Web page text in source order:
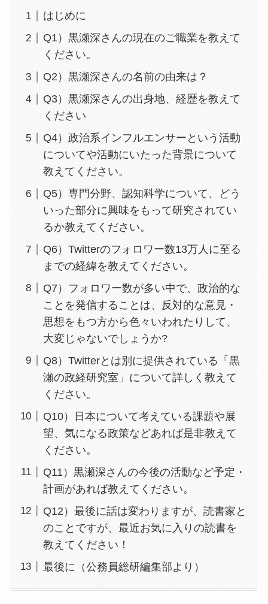
はじめに
Q1）黒瀬深さんの現在のご職業を教えて
ください。
Q2）黒瀬深さんの名前の由来は？
Q3）黒瀬深さんの出身地、経歴を教えて
ください
Q4）政治系インフルエンサーという活動
についてや活動にいたった背景について
教えてください。
Q5）専門分野、認知科学について、どう
いった部分に興味をもって研究されてい
るか教えてください。
Q6）Twitterのフォロワー数13万人に至る
までの経緯を教えてください。
Q7）フォロワー数が多い中で、政治的な
ことを発信することは、反対的な意見・
思想をもつ方から色々いわれたりして、
大変じゃないでしょうか?
Q8）Twitterとは別に提供されている「黒
瀬の政経研究室」について詳しく教えて
ください。
Q10）日本について考えている課題や展
望、気になる政策などあれば是非教えて
ください。
Q11）黒瀬深さんの今後の活動など予定・
計画があれば教えてください。
Q12）最後に話は変わりますが、読書家と
のことですが、最近お気に入りの読書を
教えてください！
最後に（公務員総研編集部より）